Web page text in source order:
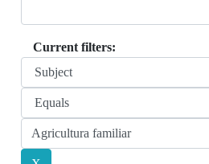
Current filters: